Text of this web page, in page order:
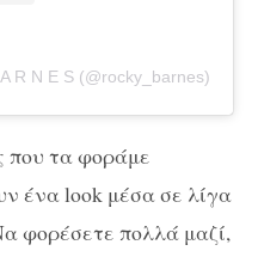
R N E S (@rocky_barnes)
που τα φοράμε
ένα look μέσα σε λίγα
φορέσετε πολλά μαζί,